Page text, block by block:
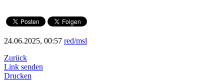
24.06.2025, 00:57 red/msl
Zurück
Link senden
Drucken